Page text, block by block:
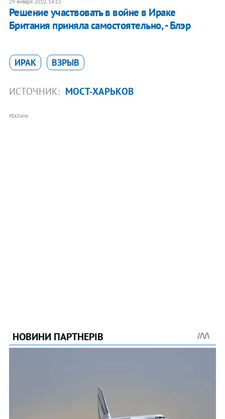
Решение участвовать в войне в Ираке
Британия приняла самостоятельно, - Блэр
ИРАК ВЗРЫВ
ИСТОЧНИК: МОСТ-ХАРЬКОВ
РЕКЛАМА